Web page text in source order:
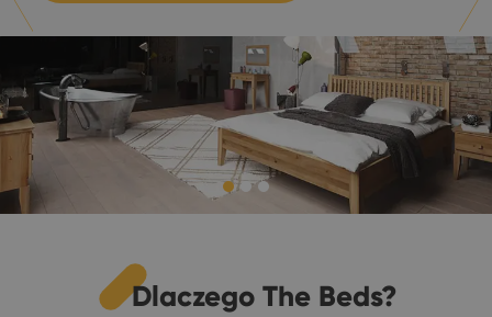
Dlaczego The Beds?